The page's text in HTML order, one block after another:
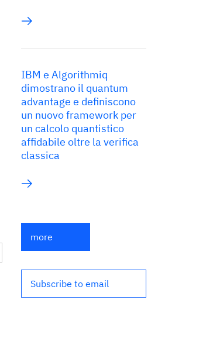
IBM e Algorithmiq
dimostrano il quantum
advantage e definiscono
un nuovo framework per
un calcolo quantistico
affidabile oltre la verifica
classica
more
Subscribe to email